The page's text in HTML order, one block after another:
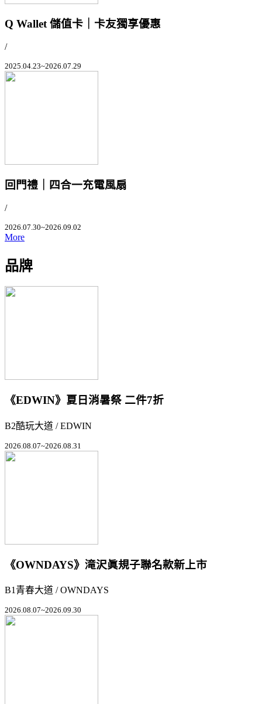
Q Wallet 儲值卡｜卡友獨享優惠
/
2025.04.23~2026.07.29
回門禮｜四合一充電風扇
/
2026.07.30~2026.09.02
More
品牌
《EDWIN》夏日消暑祭 二件7折
B2酷玩大道 / EDWIN
2026.08.07~2026.08.31
《OWNDAYS》滝沢眞規子聯名款新上市
B1青春大道 / OWNDAYS
2026.08.07~2026.09.30